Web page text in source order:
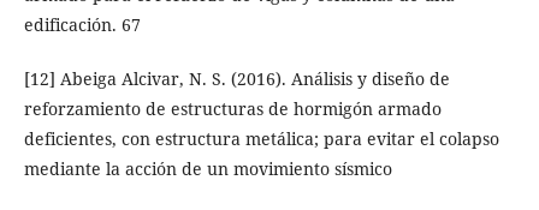
edificación. 67
[12] Abeiga Alcivar, N. S. (2016). Análisis y diseño de
reforzamiento de estructuras de hormigón armado
deficientes, con estructura metálica; para evitar el colapso
mediante la acción de un movimiento sísmico